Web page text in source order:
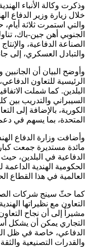
وذكرت وكالة الأنباء
خلال زيارة وزير الدفاع
والتي استمرت ثلاثة
الجنوبي أهن جين-باك،
الصناعة الدفاعية،
والتبادل العسكري، إلى
وأوضح البيان أن
الرئيسية للتعاون
البلدين. كما شملت
السيبراني والتدريب بين
الكورية، بالإضافة إلى
المتحدة، بما يسهم في دعم
وأضافت وزارة الدفاع
مائدة مستديرة جمعت
الدفاعية في البلدين،
الحكومية الهندية
العالمية في هذا القطاع
كما حثّ سينج شركات
التعاون مع نظيراتها
مشيراً إلى أن نجاح
التجاري يمكن أن يشكل
الدفاعي، خاصة في ظل
والقدرات التصنيعية